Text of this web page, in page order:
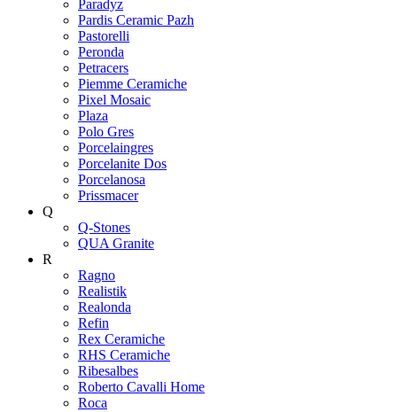
Paradyz
Pardis Ceramic Pazh
Pastorelli
Peronda
Petracers
Piemme Ceramiche
Pixel Mosaic
Plaza
Polo Gres
Porcelaingres
Porcelanite Dos
Porcelanosa
Prissmacer
Q
Q-Stones
QUA Granite
R
Ragno
Realistik
Realonda
Refin
Rex Ceramiche
RHS Ceramiche
Ribesalbes
Roberto Cavalli Home
Roca